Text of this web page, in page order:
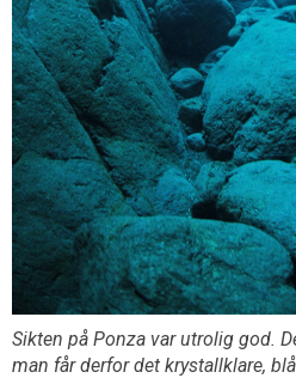
Sikten på Ponza var utrolig god.
man får derfor det krystallklare,